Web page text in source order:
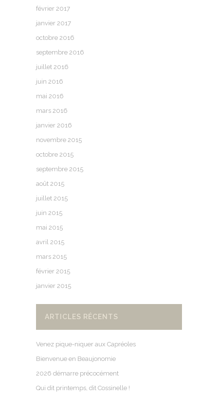
février 2017
janvier 2017
octobre 2016
septembre 2016
juillet 2016
juin 2016
mai 2016
mars 2016
janvier 2016
novembre 2015
octobre 2015
septembre 2015
août 2015
juillet 2015
juin 2015
mai 2015
avril 2015
mars 2015
février 2015
janvier 2015
ARTICLES RÉCENTS
Venez pique-niquer aux Capréoles
Bienvenue en Beaujonomie
2026 démarre précocément
Qui dit printemps, dit Cossinelle !